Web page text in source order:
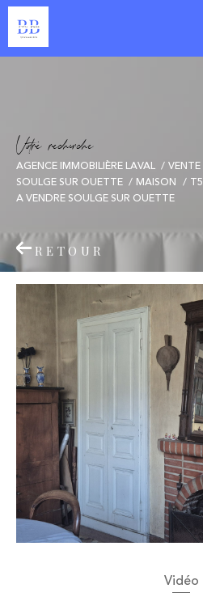
Vore recece
AGENCE IMMOBILIÈRE LAVAL
VENTE
SOULGE SUR OUETTE
MAISON
T5
A VENDRE SOULGE SUR OUETTE
RETOUR
Vidéo